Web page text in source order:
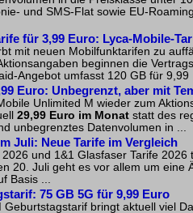
und SMS-Flat sowie EU-
für 3,99 Euro: Lyca-Mobile-
mit neuen Mobilfunktarifen zu
beginnen die
Angebot umfasst 120 GB für 9,99
Euro: Unbegrenzt, aber mit
Unlimited M wieder zum
29,99 Euro im Monat statt des
unbegrenztes Datenvolumen in ...
Juli: Neue Tarife im Vergleich
und 1&1 Glasfaser Tarife
20. Juli geht es vor allem um eine
Basis ...
75 GB 5G für 9,99 Euro
Geburtstagstarif bringt aktuell viel